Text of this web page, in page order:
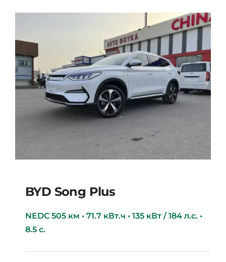
BYD Song Plus
NEDC 505 км • 71.7 кВт.ч • 135 кВт / 184 л.с. •
8.5 с.